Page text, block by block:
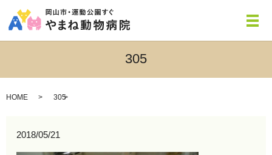
メ
305
HOME 305
2018/05/21